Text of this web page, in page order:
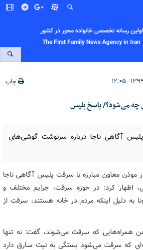
اولین رسانه تخصصی خانواده محور در کشور
The First Family News Agency in Iran
چاپ
می‌شود؟/ پاسخ پلیس
آگاهی ناجا درباره سرنوشت گوشی‌های
موذن معاون مبارزه با سرقت پلیس آگاهی ناجا
اظهار کرد: در حوزه سرقت، جرایم مختلف و
به دلیل اینکه مردم در خانه هستند، سرقت از
که سرقت می‌شوند، گفت: نه تنها
که سرقت می‌شود بستگی به نیت سارق دارد